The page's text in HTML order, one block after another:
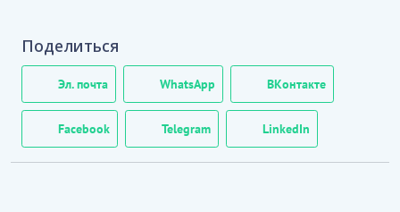
Поделиться
Эл. почта WhatsApp ВКонтакте
Facebook Telegram LinkedIn